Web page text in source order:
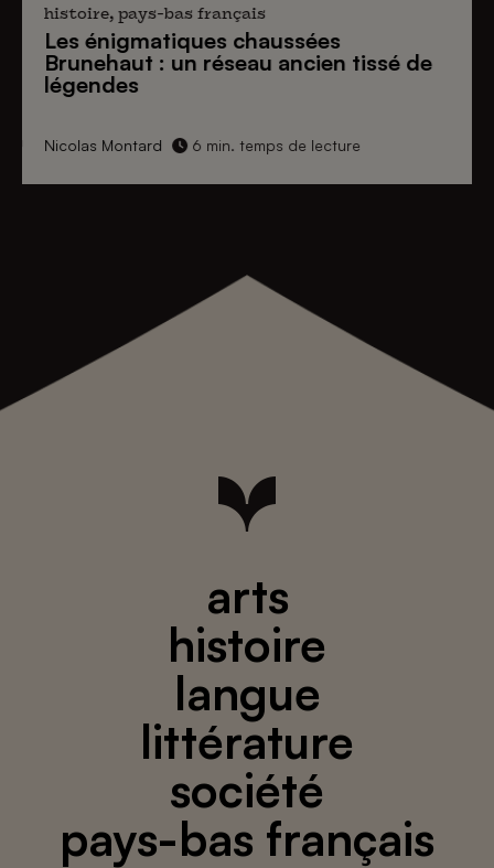
histoire, pays-bas français
Les énigmatiques chaussées
Brunehaut : un réseau ancien tissé de
légendes
Nicolas Montard 6 min. temps de lecture
arts
histoire
langue
littérature
société
pays-bas français